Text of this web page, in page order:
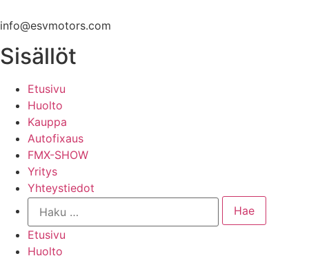
info@esvmotors.com
Sisällöt
Etusivu
Huolto
Kauppa
Autofixaus
FMX-SHOW
Yritys
Yhteystiedot
Etusivu
Huolto